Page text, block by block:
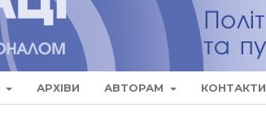
АРХІВИ АВТОРАМ КОНТАКТИ